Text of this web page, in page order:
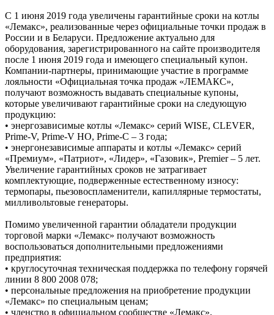
С 1 июня 2019 года увеличены гарантийные сроки на котлы
«Лемакс», реализованные через официальные точки продаж в
России и в Беларуси. Предложение актуально для
оборудования, зарегистрированного на сайте производителя
после 1 июня 2019 года и имеющего специальный купон.
Компании-партнеры, принимающие участие в программе
лояльности «Официальная точка продаж «ЛЕМАКС»,
получают возможность выдавать специальные купоны,
которые увеличивают гарантийные сроки на следующую
продукцию:
• энергозависимые котлы «Лемакс» серий WISE, CLEVER,
Prime-V, Prime-V HO, Prime-C – 3 года;
• энергонезависимые аппараты и котлы «Лемакс» серий
«Премиум», «Патриот», «Лидер», «Газовик», Premier – 5 лет.
Увеличение гарантийных сроков не затрагивает
комплектующие, подверженные естественному износу:
термопары, пьезовоспламенители, капиллярные термостаты,
милливольтовые генераторы.
Помимо увеличенной гарантии обладатели продукции
торговой марки «Лемакс» получают возможность
воспользоваться дополнительными предложениями
предприятия:
• круглосуточная техническая поддержка по телефону горячей
линии 8 800 2008 078;
• персональные предложения на приобретение продукции
«Лемакс» по специальным ценам;
• членство в официальном сообществе «Лемакс».